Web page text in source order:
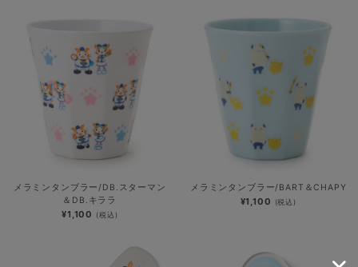
メラミンタンブラー/DB.スターマン
＆DB.キララ
¥1,100 (税込)
メラミンタンブラー/BART＆CHAPY
¥1,100 (税込)